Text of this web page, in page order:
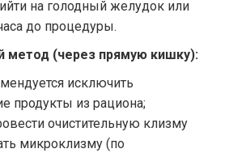
на голодный желудок или
до процедуры.
метод (через прямую кишку):
исключить
продукты из рациона;
очистительную клизму
микроклизму (по